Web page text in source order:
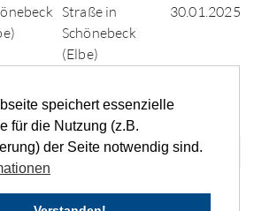
speichert essenzielle
für die Nutzung (z.B.
der Seite notwendig sind.
Straße in
Schönebeck
(Elbe)
30.01.2025
10 11 12 13 ... ›